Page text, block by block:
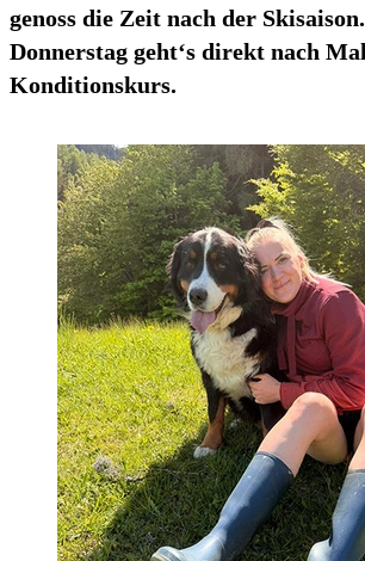
genoss die Zeit nach der
Donnerstag geht‘s direkt nach
Konditionskurs.